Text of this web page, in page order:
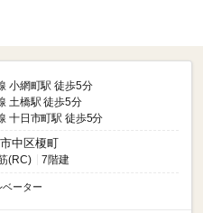
小網町駅 徒歩5分
土橋駅 徒歩5分
十日市町駅 徒歩5分
中区榎町
(RC) 7階建
ベーター